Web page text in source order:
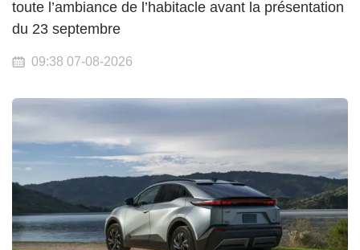
toute l’ambiance de l’habitacle avant la présentation
du 23 septembre
09:38 07-08-2026